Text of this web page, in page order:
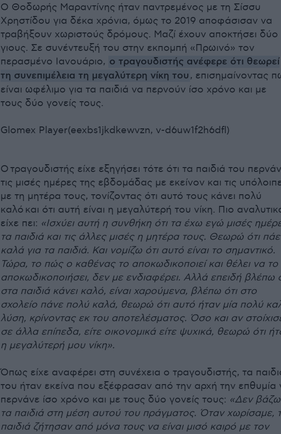
Ο Θοδωρής Μαραντίνης ήταν παντρεμένος με τη Σίσσυ
Χρηστίδου για δέκα χρόνια, όμως το 2019 αποφάσισαν να
τραβήξουν χωριστούς δρόμους. Μαζί έχουν αποκτήσει δύο
γιους. Σε συνέντευξή του στην εκπομπή «Πρωινό» τον
περασμένο Ιανουάριο, ο τραγουδιστής ανέφερε ότι θεωρεί
τη συνεπιμέλεια τη μεγαλύτερη νίκη του, επισημαίνοντας
είναι ωφέλιμο για τα παιδιά να περνούν ίσο χρόνο και με
τους δύο γονείς τους.
Glomex Player(eexbs1jkdkewvzn, v-d6uw1f2h6dfl)
Ο τραγουδιστής είχε εξηγήσει τότε ότι τα παιδιά του
τις μισές ημέρες της εβδομάδας με εκείνον και τις
με τη μητέρα τους, τονίζοντας ότι αυτό τους κάνει πολύ
καλό και ότι αυτή είναι η μεγαλύτερή του νίκη. Πιο
είχε πει: «Ισχύει αυτή η συνθήκη ότι τα έχω εγώ μισές
τα παιδιά και τις άλλες μισές η μητέρα τους. Θεωρώ ότι
καλά για τα παιδιά. Και νομίζω ότι αυτό είναι το σημαντικό.
Τώρα, το πώς ο καθένας το αποκωδικοποιεί και θέλει να το
αποκωδικοποιήσει, δεν με ενδιαφέρει. Αλλά επειδή βλέπω
στα παιδιά κάνει καλό, είναι χαρούμενα, βλέπω ότι στο
σχολείο πάνε πολύ καλά, θεωρώ ότι αυτό ήταν μία πολύ
λύση, κρίνοντας εκ του αποτελέσματος. Όσο και αν
σε άλλα επίπεδα, είτε οικονομικά είτε ψυχικά, θεωρώ ότι
η μεγαλύτερή μου νίκη».
Όπως είχε αναφέρει στη συνέχεια ο τραγουδιστής, τα
του ήταν εκείνα που εξέφρασαν από την αρχή την επθυμία
περνάνε ίσο χρόνο και με τους δύο γονείς τους: «Δεν βάζω
τα παιδιά στη μέση αυτού του πράγματος. Όταν χωρίσαμε,
παιδιά ζήτησαν από μόνα τους να είναι μισό καιρό με τον